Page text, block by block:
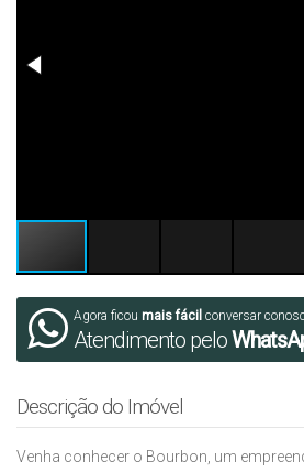
Agora ficou mais fácil conversar
Atendimento pelo
Descrição do Imóvel
Venha conhecer o Bourbon, um